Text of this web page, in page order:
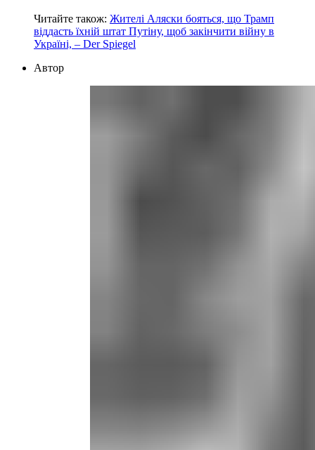
Читайте також: Жителі Аляски бояться, що Трамп
віддасть їхній штат Путіну, щоб закінчити війну в
Україні, – Der Spiegel
Автор